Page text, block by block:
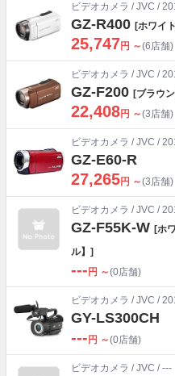
ビデオカメラ /JVC /
GZ-R400 [ホワイ
25,747円 ～(6店舗)
ビデオカメラ /JVC /
GZ-F200 [ブラウ
22,408円 ～(3店舗)
ビデオカメラ /JVC /
GZ-E60-R
27,265円 ～(3店舗)
ビデオカメラ /JVC /
GZ-F55K-W [ホ
ル】]
--- 円 ～(0店舗)
ビデオカメラ /JVC /
GY-LS300CH
--- 円 ～(0店舗)
ビデオカメラ /JVC / ---